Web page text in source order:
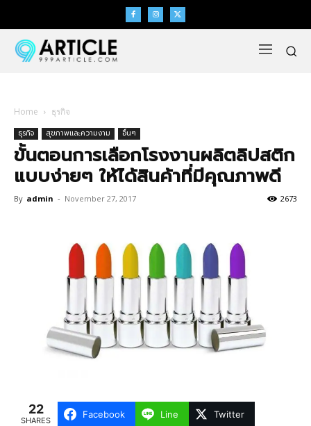
Home ธุรกิจ
ธุรกิจ สุขภาพและความงาม อื่นๆ
ขั้นตอนการเลือกโรงงานผลิตลิปสติก
แบบง่ายๆ ให้ได้สินค้าที่มีคุณภาพดี
By admin - November 27, 2017 2673
22
SHARES
Facebook Line Twitter